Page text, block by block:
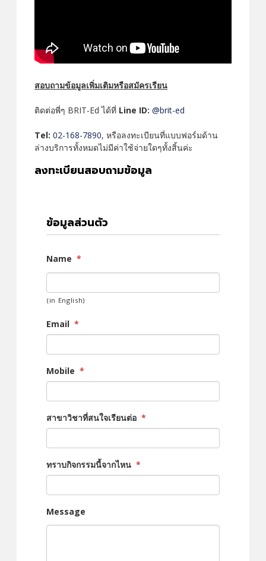
สอบถามข้อมูลเพิ่มเติมหรือสมัครเรียน
ติดต่อพี่ๆ BRIT-Ed ได้ที่ Line ID: @brit-ed
Tel: 02-168-7890, หรือลงทะเบียนที่แบบฟอร์มด้าน
ล่างบริการทั้งหมดไม่มีค่าใช้จ่ายใดๆทั้งสิ้นค่ะ
ลงทะเบียนสอบถามข้อมูล
ข้อมูลส่วนตัว
Name *
(in English)
Email *
Mobile *
สาขาวิชาที่สนใจเรียนต่อ *
ทราบกิจกรรมนี้จากไหน *
Message